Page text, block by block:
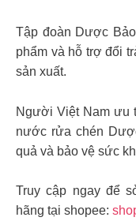
Tập đoàn Dược
phẩm và hỗ trợ đổi
sản xuất.
Người Việt Nam ưu
nước rửa chén
quả và bảo vệ sức
Truy cập ngay để
hãng tại shopee: